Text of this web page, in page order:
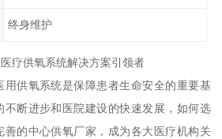
终身维护
疗供氧系统解决方案引领者
用供氧系统是保障患者生命安全的重要基
不断进步和医院建设的快速发展，如何选
的中心供氧厂家，成为各大医疗机构关